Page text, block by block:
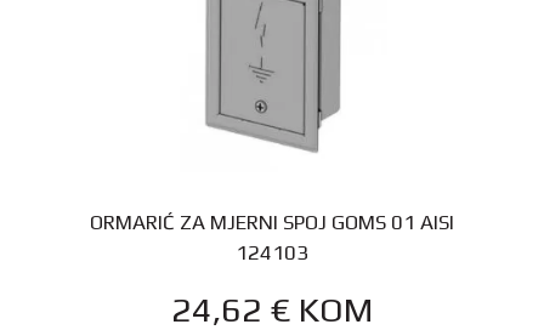
ORMARIĆ ZA MJERNI SPOJ GOMS 01 AISI
124103
24,62 € KOM